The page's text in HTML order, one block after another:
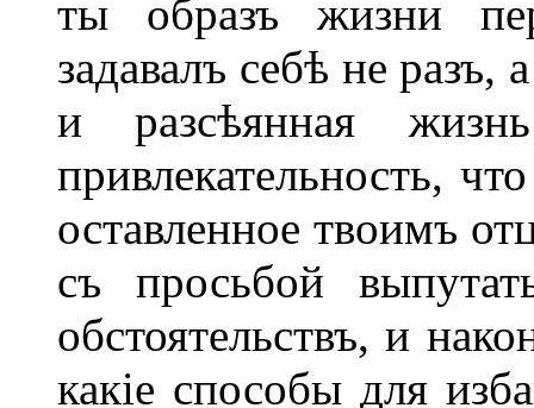
ты образъ жизни
задавалъ себѣ не разъ,
и разсѣянная
привлекательность,
оставленное твоимъ
съ просьбой
обстоятельствъ, и
какіе способы для